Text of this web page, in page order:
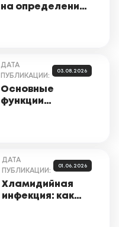
на определение
ДАТА
ПУБЛИКАЦИИ:
03.08.2026
Основные
функции
ДАТА
ПУБЛИКАЦИИ:
01.06.2026
Хламидийная
инфекция: как